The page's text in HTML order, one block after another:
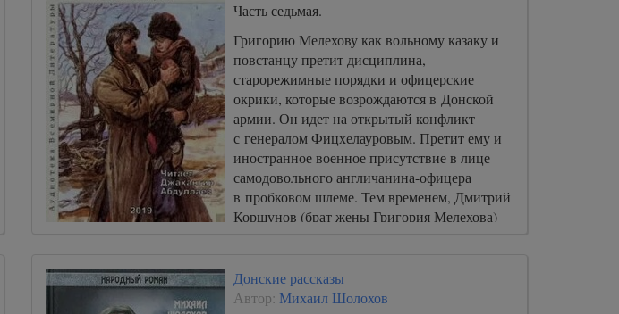
Часть седьмая.
Григорию Мелехову как вольному казаку и
повстанцу претит дисциплина,
старорежимные порядки и офицерские
окрики, которые возрождаются в Донской
армии. Он идет на открытый конфликт
с генералом Фицхелауровым. Претит ему и
иностранное военное присутствие в лице
самодовольного англичанина-офицера
в пробковом шлеме. Тем временем, Дмитрий
Коршунов (брат жены Григория Мелехова)
мстя за смерть своих родичей.
Донские рассказы
Автор: Михаил Шолохов